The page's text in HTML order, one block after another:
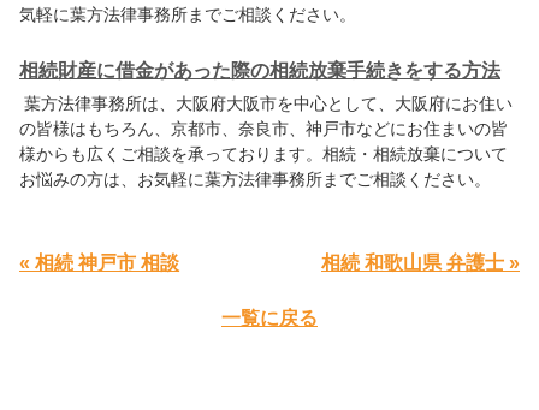
気軽に葉方法律事務所までご相談ください。
相続財産に借金があった際の相続放棄手続きをする方法
葉方法律事務所は、大阪府大阪市を中心として、大阪府にお住い
の皆様はもちろん、京都市、奈良市、神戸市などにお住まいの皆
様からも広くご相談を承っております。相続・相続放棄について
お悩みの方は、お気軽に葉方法律事務所までご相談ください。
« 相続 神戸市 相談 相続 和歌山県 弁護士 »
一覧に戻る